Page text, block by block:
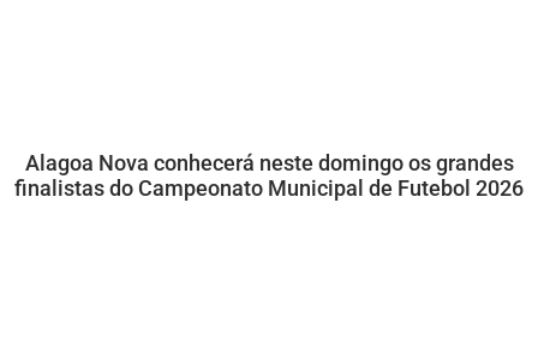
Alagoa Nova conhecerá neste domingo os grandes
finalistas do Campeonato Municipal de Futebol 2026